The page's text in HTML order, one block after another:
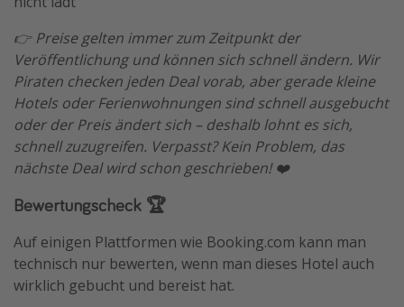
👉 Preise gelten immer zum Zeitpunkt der
Veröffentlichung und können sich schnell ändern. Wir
Piraten checken jeden Deal vorab, aber gerade kleine
Hotels oder Ferienwohnungen sind schnell ausgebucht
oder der Preis ändert sich – deshalb lohnt es sich,
schnell zuzugreifen. Verpasst? Kein Problem, das
nächste Deal wird schon geschrieben! ❤️
Bewertungscheck 🏆
Auf einigen Plattformen wie Booking.com kann man
technisch nur bewerten, wenn man dieses Hotel auch
wirklich gebucht und bereist hat.